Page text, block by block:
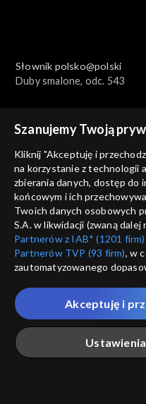
Słownik polsko@polski
Duby smalone, odc. 543
Słownik polsko@polski
Miodków dwóch, odc. 541
Słownik polsko@polski
Fanpage, odc. 539
Szanujemy Twoją
Kliknij "Akceptuję i
na korzystanie z technologii
zbierania danych, dostęp do
końcowym i ich
Twoich danych osobowych
S.A. w likwidacji (zwaną dalej
Partnerów z IAB* (1201 firm)
Partnerów TVP (93 firm), w
zautomatyzowanego
które wskazujemy poniżej, a
przez nas identyfikatora
Twoje dane osobowe
Ciebie naszych
„Portalem”, w tym
Akceptuję i